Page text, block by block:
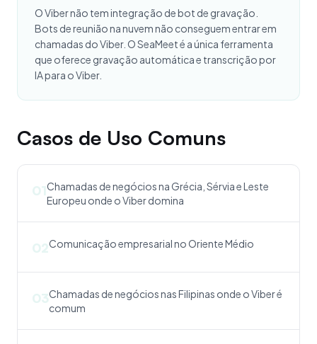
O Viber não tem integração de bot de gravação.
Bots de reunião na nuvem não conseguem entrar em
chamadas do Viber. O SeaMeet é a única ferramenta
que oferece gravação automática e transcrição por
IA para o Viber.
Casos de Uso Comuns
01Chamadas de negócios na Grécia, Sérvia e Leste
Europeu onde o Viber domina
02Comunicação empresarial no Oriente Médio
03Chamadas de negócios nas Filipinas onde o Viber é
comum